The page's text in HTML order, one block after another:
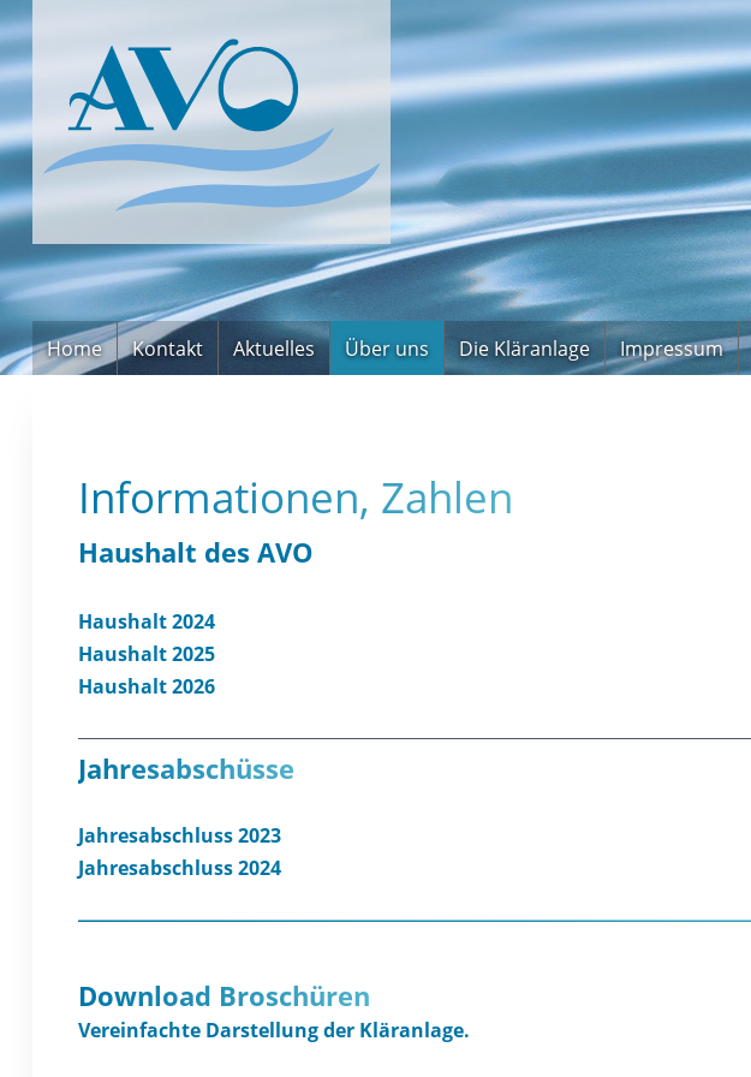
Home Kontakt Aktuelles Über uns Die Kläranlage Impressum
Informationen, Zahlen
Haushalt des AVO
Haushalt 2024
Haushalt 2025
Haushalt 2026
Jahresabschüsse
Jahresabschluss 2023
Jahresabschluss 2024
Download Broschüren
Vereinfachte Darstellung der Kläranlage.